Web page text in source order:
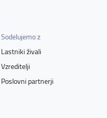
Sodelujemo z
Lastniki živali
Vzreditelji
Poslovni partnerji